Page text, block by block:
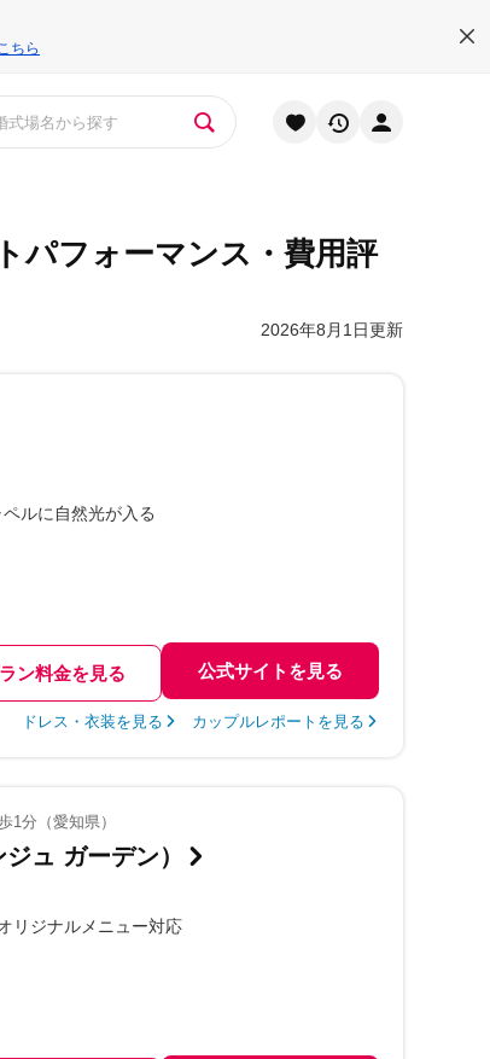
ちら
パフォーマンス・費用評
2026年8月1日更新
ルに自然光が入る
ン料金を見る 公式サイトを見る
ドレス・衣装を見る カップルレポートを見る
1分（愛知県）
ュ ガーデン）
リジナルメニュー対応